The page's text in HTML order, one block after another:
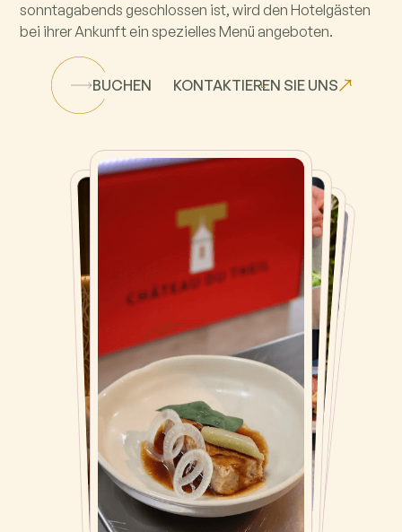
sonntagabends geschlossen ist, wird den Hotelgästen
bei ihrer Ankunft ein spezielles Menü angeboten.
BUCHEN KONTAKTIEREN SIE UNS